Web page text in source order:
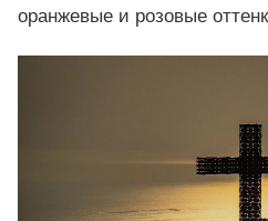
оранжевые и розовые